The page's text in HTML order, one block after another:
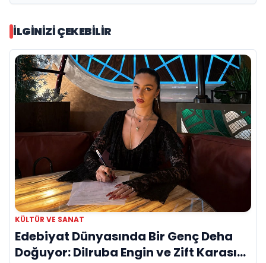
İLGINIZI ÇEKEBILIR
KÜLTÜR VE SANAT
Edebiyat Dünyasında Bir Genç Deha
Doğuyor: Dilruba Engin ve Zift Karası